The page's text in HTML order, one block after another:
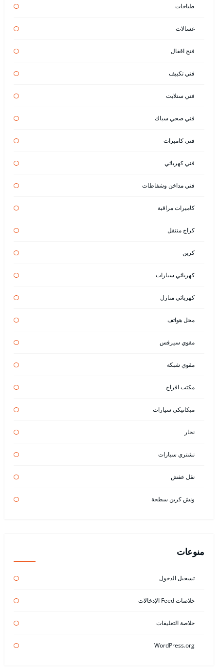
طباخات
غسالات
فتح اقفال
فني تكييف
فني ستلايت
فني صحي سباك
فني كاميرات
فني كهربائي
فني مداخن وشفاطات
كاميرات مراقبة
كراج متنقل
كرين
كهربائي سيارات
كهربائي منازل
محل هواتف
مقوي سيرفس
مقوي شبكة
مكتب افراح
ميكانيكي سيارات
نجار
نشتري سيارات
نقل عفش
ونش كرين سطحة
منوعات
تسجيل الدخول
خلاصات Feed الإدخالات
خلاصة التعليقات
WordPress.org